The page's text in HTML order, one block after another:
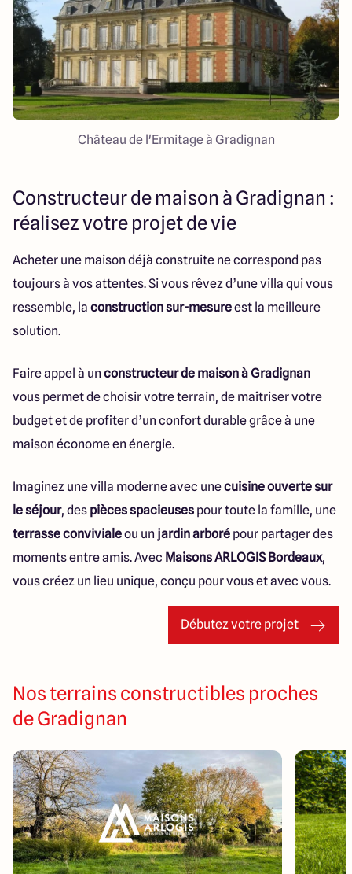
Château de l'Ermitage à Gradignan
Constructeur de maison à Gradignan :
réalisez votre projet de vie
Acheter une maison déjà construite ne correspond pas
toujours à vos attentes. Si vous rêvez d’une villa qui vous
ressemble, la construction sur-mesureest la meilleure
solution.
Faire appel à un constructeur de maison à Gradignan
vous permet de choisir votre terrain, de maîtriser votre
budget et de profiter d’un confort durable grâce à une
maison économe en énergie.
Imaginez une villa moderne avec unecuisine ouverte sur
le séjour, des pièces spacieuses pour toute la famille, une
terrasse convivialeou un jardin arboré pour partager des
moments entre amis. Avec Maisons ARLOGIS Bordeaux,
vous créez un lieu unique, conçu pour vous et avec vous.
Débutez votre projet
Nos terrains constructibles proches
de Gradignan